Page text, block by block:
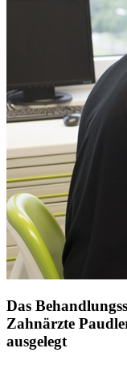
Das
Zahnärzte
ausgelegt